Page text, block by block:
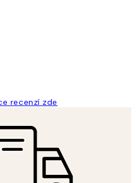
recenzí zde